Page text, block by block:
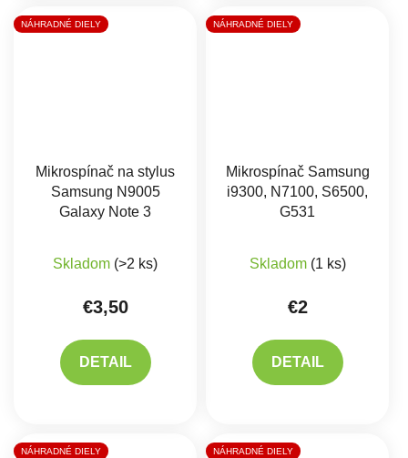
NÁHRADNÉ DIELY
Mikrospínač na stylus
Samsung N9005
Galaxy Note 3
Skladom (>2 ks)
€3,50
DETAIL
NÁHRADNÉ DIELY
Mikrospínač Samsung
i9300, N7100, S6500,
G531
Skladom (1 ks)
€2
DETAIL
NÁHRADNÉ DIELY
NÁHRADNÉ DIELY